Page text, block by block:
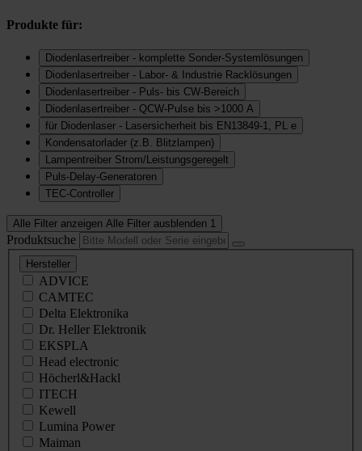
Produkte für:
Diodenlasertreiber - komplette Sonder-Systemlösungen
Diodenlasertreiber - Labor- & Industrie Racklösungen
Diodenlasertreiber - Puls- bis CW-Bereich
Diodenlasertreiber - QCW-Pulse bis >1000 A
für Diodenlaser - Lasersicherheit bis EN13849-1, PL e
Kondensatorlader (z.B. Blitzlampen)
Lampentreiber Strom/Leistungsgeregelt
Puls-Delay-Generatoren
TEC-Controller
Alle Filter anzeigen Alle Filter ausblenden 1
Produktsuche
Hersteller
ADVICE
CAMTEC
Delta Elektronika
Dr. Heller Elektronik
EKSPLA
Head electronic
Höcherl&Hackl
ITECH
Kewell
Lumina Power
Maiman